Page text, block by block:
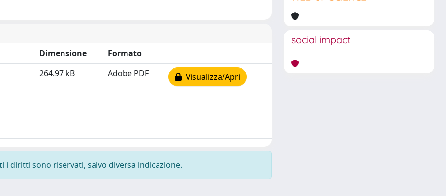
Dimensione
Formato
264.97 kB Adobe PDF Visualizza/Apri
diritti sono riservati, salvo diversa indicazione.
social impact